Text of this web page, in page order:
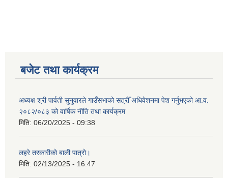
बजेट तथा कार्यक्रम
अध्यक्ष श्री पार्वती सुनुवारले गाउँसभाको सत्रौँ अधिवेशनमा पेश गर्नुभएको आ.व.
२०८२/०८३ को वार्षिक नीति तथा कार्यक्रम
मिति: 06/20/2025 - 09:38
लहरे तरकारीको बाली पात्रो।
मिति: 02/13/2025 - 16:47